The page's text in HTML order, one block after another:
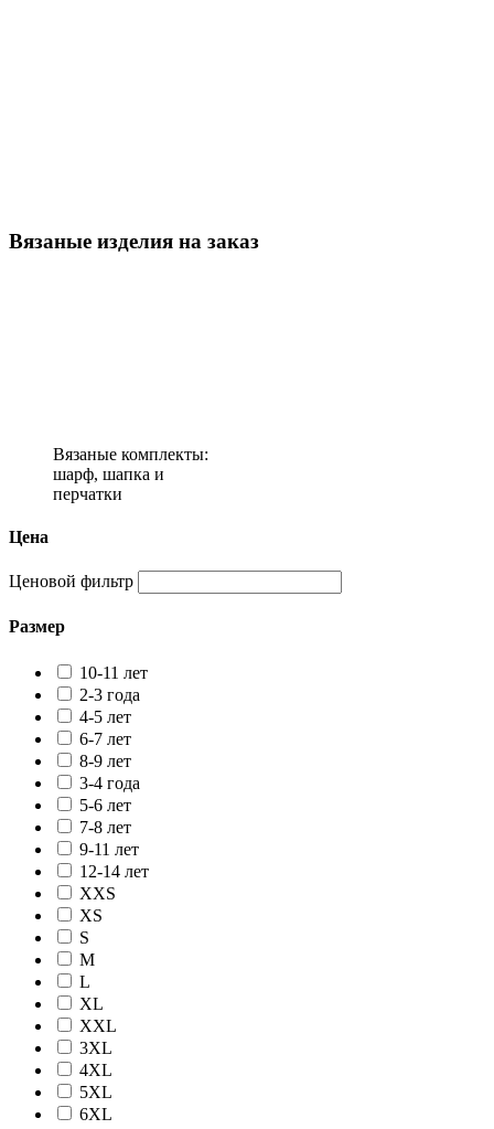
Вязаные изделия на заказ
Вязаные комплекты:
шарф, шапка и
перчатки
Цена
Ценовой фильтр
Размер
10-11 лет
2-3 года
4-5 лет
6-7 лет
8-9 лет
3-4 года
5-6 лет
7-8 лет
9-11 лет
12-14 лет
XXS
XS
S
M
L
XL
XXL
3XL
4XL
5XL
6XL